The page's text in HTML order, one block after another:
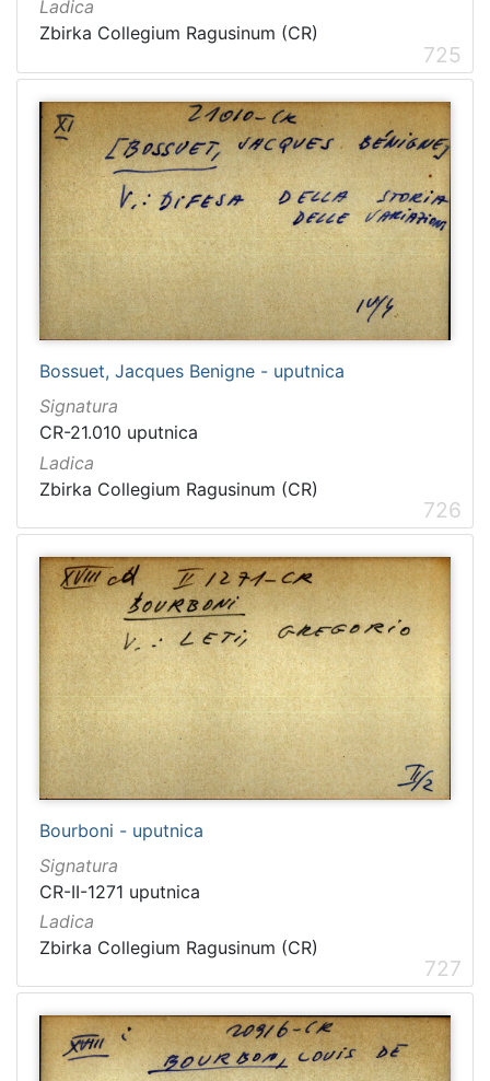
Ladica
Zbirka Collegium Ragusinum (CR)
725
Bossuet, Jacques Benigne - uputnica
Signatura
CR-21.010 uputnica
Ladica
Zbirka Collegium Ragusinum (CR)
726
Bourboni - uputnica
Signatura
CR-II-1271 uputnica
Ladica
Zbirka Collegium Ragusinum (CR)
727